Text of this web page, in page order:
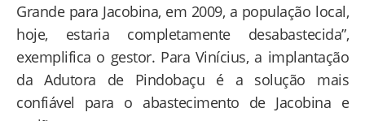
Grande para Jacobina, em 2009, a população local,
hoje, estaria completamente desabastecida”,
exemplifica o gestor. Para Vinícius, a implantação
da Adutora de Pindobaçu é a solução mais
confiável para o abastecimento de Jacobina e